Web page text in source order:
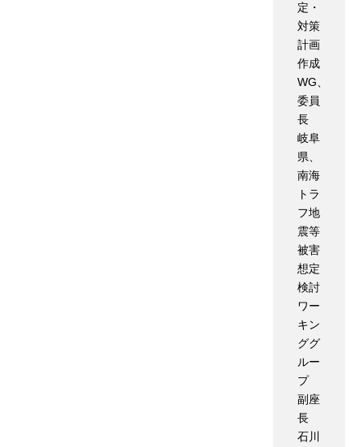
定・
対策
計画
作成
WG、
委員
長
岐阜
県、
南海
トラ
フ地
震等
被害
想定
検討
ワー
キン
ググ
ルー
プ
副座
長
石川